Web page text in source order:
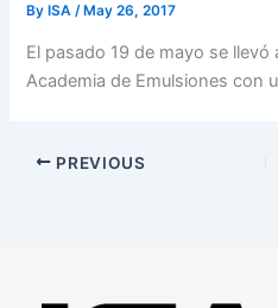
ByISA/May 26, 2017
El pasado 19 de mayo se llevó
Academia de Emulsiones con
PREVIOUS